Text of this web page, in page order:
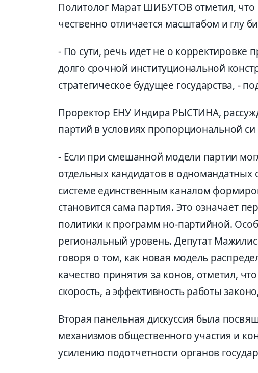
Политолог Марат ШИБУТОВ отметил,
чественно отличается масштабом и глу
- По сути, речь идет не о
долго срочной институциональной
стратегическое будущее государства, -
Проректор ЕНУ Индира РЫСТИНА,
партий в условиях пропорциональной
- Если при смешанной модели партии
отдельных кандидатов в
системе единственным каналом
становится сама партия. Это означает
политики к программ но-партийной.
региональный уровень. Депутат
говоря о том, как новая модель
качество принятия за конов, отметил,
скорость, а эффективность работы
Вторая панельная дискуссия была
механизмов общественного участия и
усилению подотчетности органов